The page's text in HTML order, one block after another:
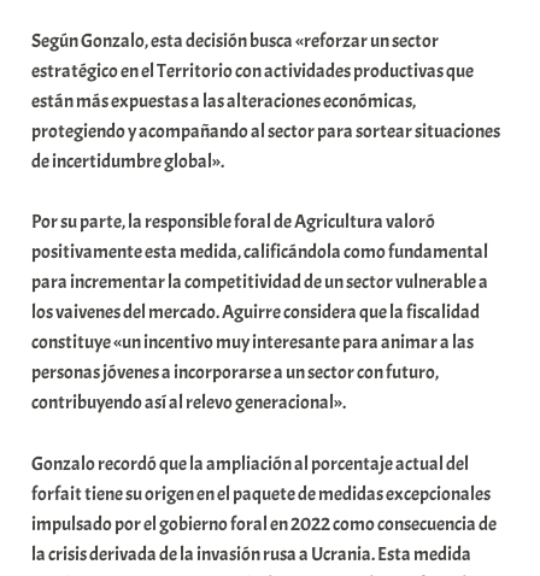
n
i
t
a
t
a
Según Gonzalo, esta decisión busca «reforzar un sector
estratégico en el Territorio con actividades productivas que
están más expuestas a las alteraciones económicas,
protegiendo y acompañando al sector para sortear situaciones
de incertidumbre global».
Por su parte, la responsible foral de Agricultura valoró
positivamente esta medida, calificándola como fundamental
para incrementar la competitividad de un sector vulnerable a
los vaivenes del mercado. Aguirre considera que la fiscalidad
constituye «un incentivo muy interesante para animar a las
personas jóvenes a incorporarse a un sector con futuro,
contribuyendo así al relevo generacional».
Gonzalo recordó que la ampliación al porcentaje actual del
forfait tiene su origen en el paquete de medidas excepcionales
impulsado por el gobierno foral en 2022 como consecuencia de
la crisis derivada de la invasión rusa a Ucrania. Esta medida